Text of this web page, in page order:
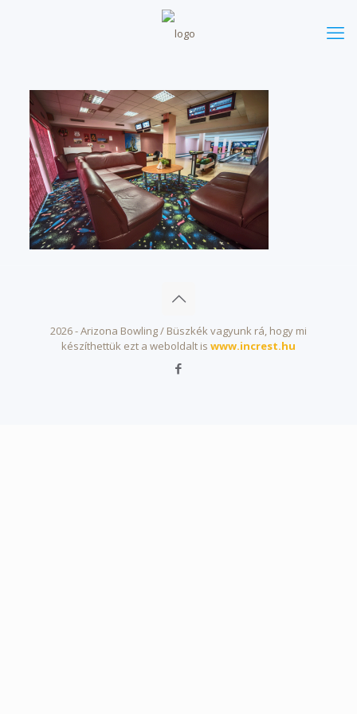
2026 - Arizona Bowling / Büszkék vagyunk rá, hogy mi
készíthettük ezt a weboldalt is www.increst.hu